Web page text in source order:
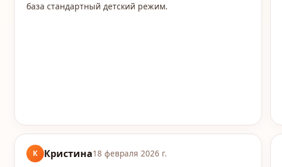
база стандартный детский режим.
К Кристина18 февраля 2026 г.